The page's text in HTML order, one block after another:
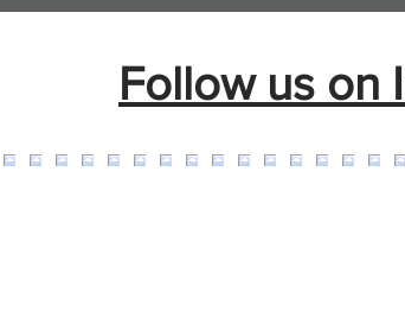
Follow us on